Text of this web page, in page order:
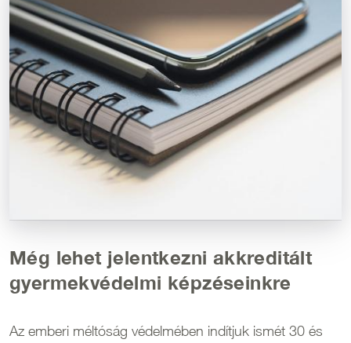
Még lehet jelentkezni akkreditált
gyermekvédelmi képzéseinkre
Az emberi méltóság védelmében indítjuk ismét 30 és